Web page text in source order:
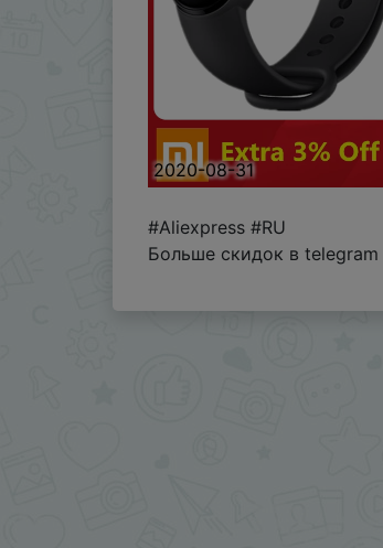
2020-08-31
#Aliexpress #RU
Больше скидок в telegram